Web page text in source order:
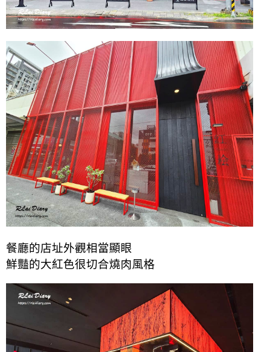
餐廳的店址外觀相當顯眼
鮮豔的大紅色很切合燒肉風格